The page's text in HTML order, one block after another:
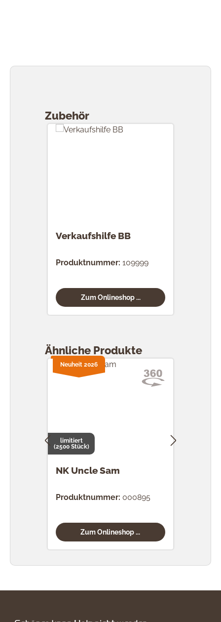
Zubehör
Verkaufshilfe BB
Produktnummer: 109999
Zum Onlineshop ...
Ähnliche Produkte
NK Uncle Sam
Produktnummer: 000895
Zum Onlineshop ...
Neuheit 2026
limitiert
(2500 Stück)